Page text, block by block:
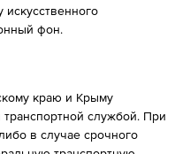
искусственного
фон.
краю и Крыму
службой. При
в случае срочного